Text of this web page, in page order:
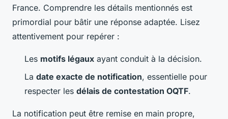
France. Comprendre les détails mentionnés est
primordial pour bâtir une réponse adaptée. Lisez
attentivement pour repérer :
Les motifs légaux ayant conduit à la décision.
La date exacte de notification, essentielle pour
respecter les délais de contestation OQTF.
La notification peut être remise en main propre,